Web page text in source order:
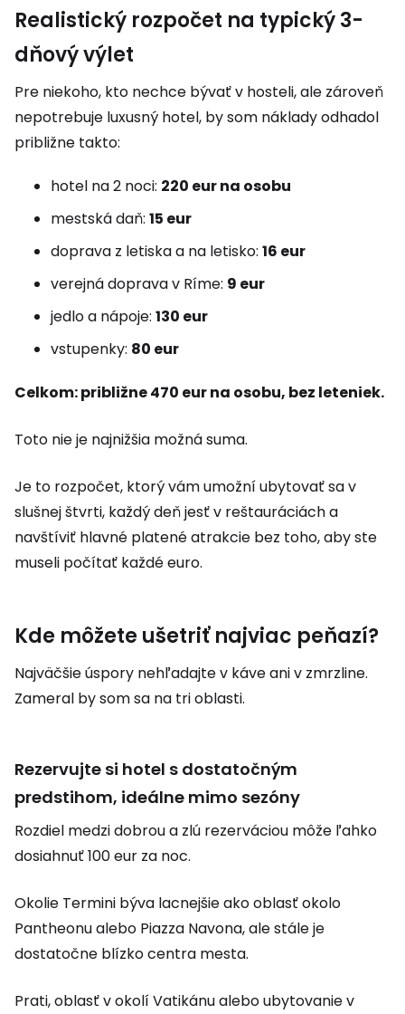
Realistický rozpočet na typický 3-
dňový výlet
Pre niekoho, kto nechce bývať v hosteli, ale zároveň
nepotrebuje luxusný hotel, by som náklady odhadol
približne takto:
hotel na 2 noci: 220 eur na osobu
mestská daň: 15 eur
doprava z letiska a na letisko: 16 eur
verejná doprava v Ríme: 9 eur
jedlo a nápoje: 130 eur
vstupenky: 80 eur
Celkom: približne 470 eur na osobu, bez leteniek.
Toto nie je najnižšia možná suma.
Je to rozpočet, ktorý vám umožní ubytovať sa v
slušnej štvrti, každý deň jesť v reštauráciách a
navštíviť hlavné platené atrakcie bez toho, aby ste
museli počítať každé euro.
Kde môžete ušetriť najviac peňazí?
Najväčšie úspory nehľadajte v káve ani v zmrzline.
Zameral by som sa na tri oblasti.
Rezervujte si hotel s dostatočným
predstihom, ideálne mimo sezóny
Rozdiel medzi dobrou a zlú rezerváciou môže ľahko
dosiahnuť 100 eur za noc.
Okolie Termini býva lacnejšie ako oblasť okolo
Pantheonu alebo Piazza Navona, ale stále je
dostatočne blízko centra mesta.
Prati, oblasť v okolí Vatikánu alebo ubytovanie v